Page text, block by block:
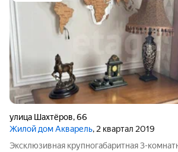
улица Шахтёров,66
Жилой дом Акварель, 2 квартал 2019
Эксклюзивная крупногабаритная 3-